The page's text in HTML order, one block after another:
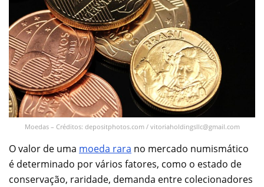
Moedas – Créditos: depositphotos.com / vitoriaholdingsllc@gmail.com
O valor de uma moeda rara no mercado numismático
é determinado por vários fatores, como o estado de
conservação, raridade, demanda entre colecionadores